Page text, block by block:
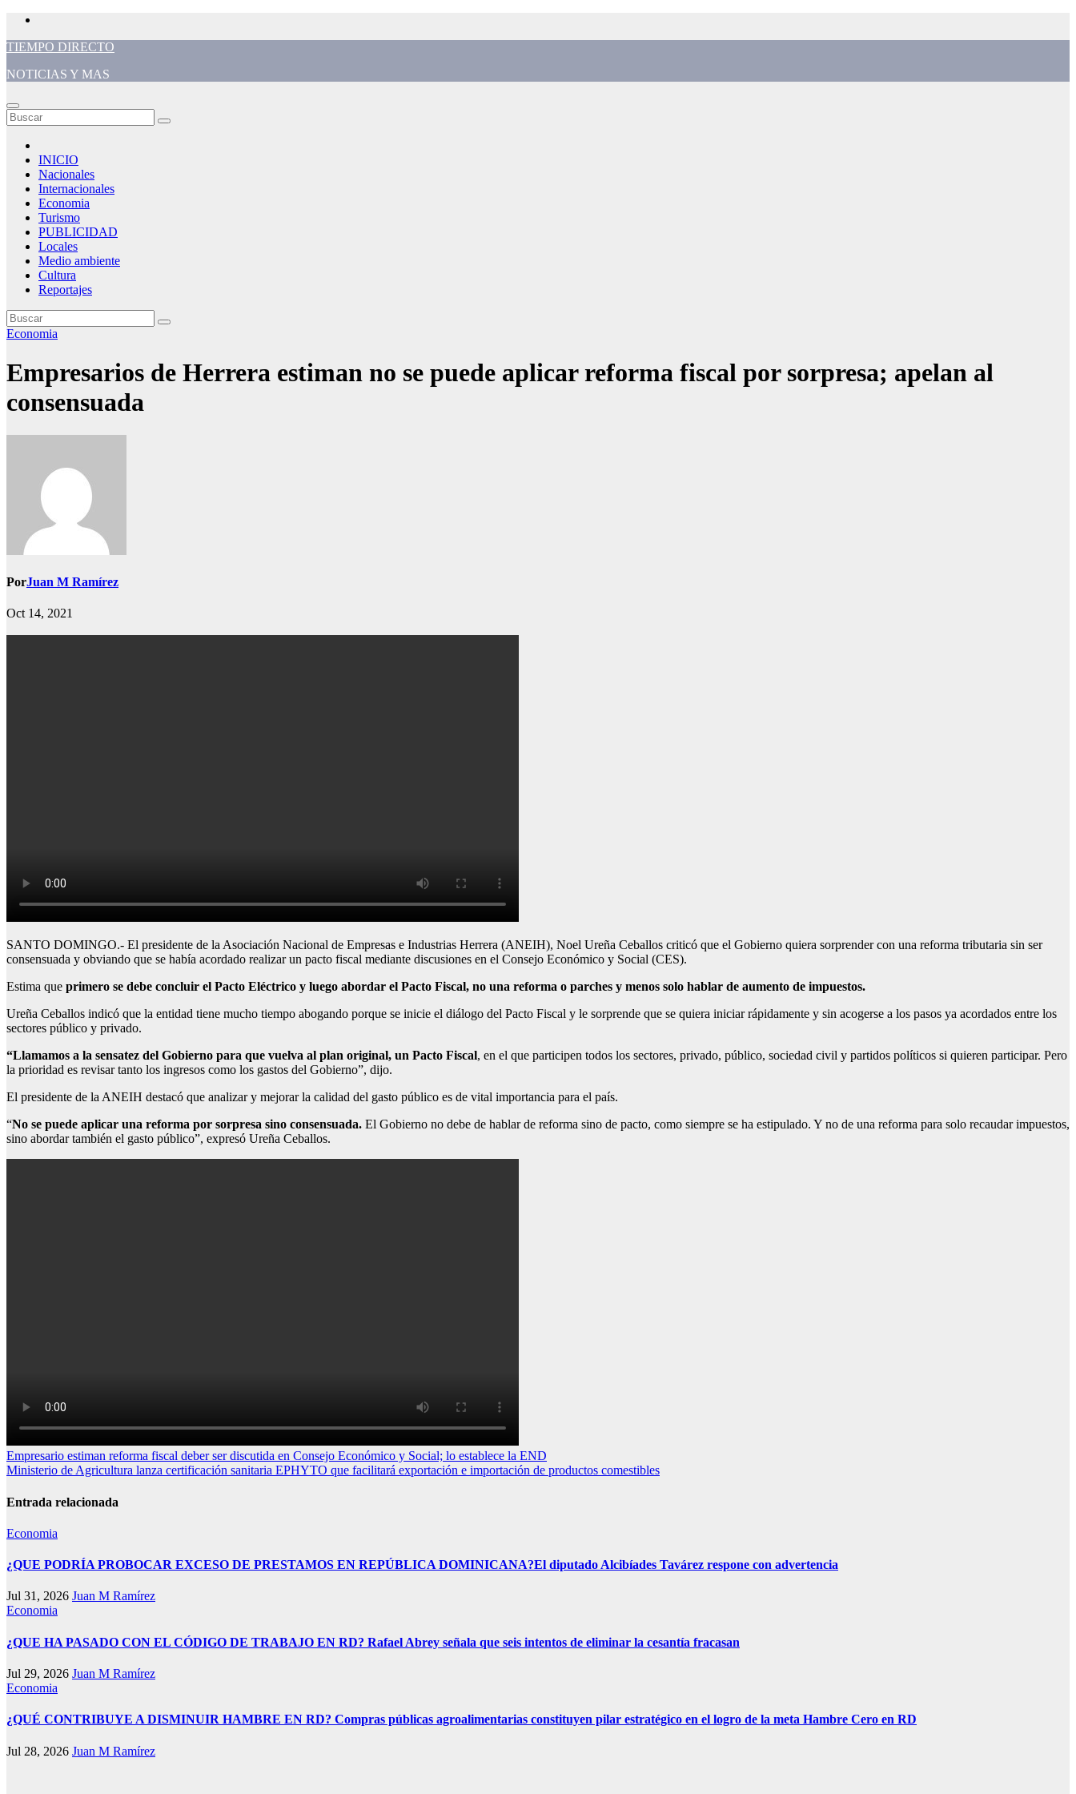
Saltar
contenido
TIEMPO DIRECTO
NOTICIAS Y MAS
INICIO
Nacionales
Internacionales
Economia
Turismo
PUBLICIDAD
Locales
Medio ambiente
Cultura
Reportajes
Economia
Empresarios de Herrera estiman no se puede aplicar reforma fiscal por sorpresa; apelan al
consensuada
PorJuan M Ramírez
Oct 14, 2021
SANTO DOMINGO.- El presidente de la Asociación Nacional de Empresas e Industrias Herrera (ANEIH), Noel Ureña Ceballos criticó que el Gobierno quiera sorprender con una reforma tributaria sin ser
consensuada y obviando que se había acordado realizar un pacto fiscal mediante discusiones en el Consejo Económico y Social (CES).
Estima que primero se debe concluir el Pacto Eléctrico y luego abordar el Pacto Fiscal, no una reforma o parches y menos solo hablar de aumento de impuestos.
Ureña Ceballos indicó que la entidad tiene mucho tiempo abogando porque se inicie el diálogo del Pacto Fiscal y le sorprende que se quiera iniciar rápidamente y sin acogerse a los pasos ya acordados entre los
sectores público y privado.
“Llamamos a la sensatez del Gobierno para que vuelva al plan original, un Pacto Fiscal, en el que participen todos los sectores, privado, público, sociedad civil y partidos políticos si quieren participar. Pero
la prioridad es revisar tanto los ingresos como los gastos del Gobierno”, dijo.
El presidente de la ANEIH destacó que analizar y mejorar la calidad del gasto público es de vital importancia para el país.
“No se puede aplicar una reforma por sorpresa sino consensuada. El Gobierno no debe de hablar de reforma sino de pacto, como siempre se ha estipulado. Y no de una reforma para solo recaudar impuestos,
sino abordar también el gasto público”, expresó Ureña Ceballos.
Navegación
de
entradas
Empresario estiman reforma fiscal deber ser discutida en Consejo Económico y Social; lo establece la END
Ministerio de Agricultura lanza certificación sanitaria EPHYTO que facilitará exportación e importación de productos comestibles
Entrada relacionada
Economia
¿QUE PODRÍA PROBOCAR EXCESO DE PRESTAMOS EN REPÚBLICA DOMINICANA?El diputado Alcibíades Tavárez respone con advertencia
Jul 31, 2026 Juan M Ramírez
Economia
¿QUE HA PASADO CON EL CÓDIGO DE TRABAJO EN RD? Rafael Abrey señala que seis intentos de eliminar la cesantía fracasan
Jul 29, 2026 Juan M Ramírez
Economia
¿QUÉ CONTRIBUYE A DISMINUIR HAMBRE EN RD? Compras públicas agroalimentarias constituyen pilar estratégico en el logro de la meta Hambre Cero en RD
Jul 28, 2026 Juan M Ramírez